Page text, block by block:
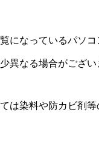
になっているパソ
異なる場合がござい
は染料や防カビ剤